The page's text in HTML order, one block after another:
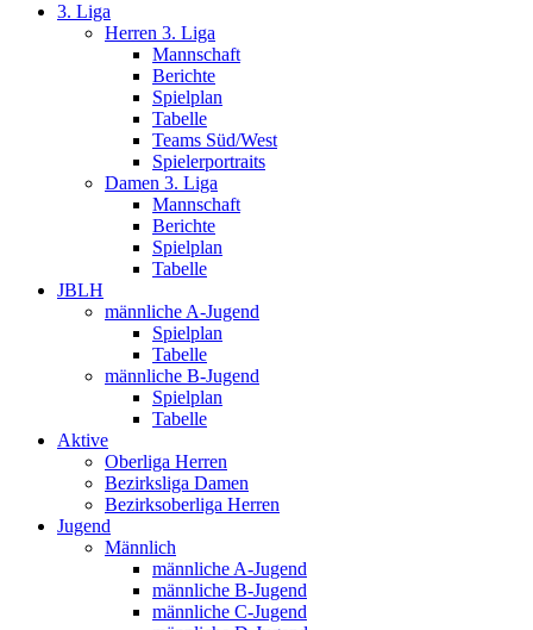
3. Liga
Herren 3. Liga
Mannschaft
Berichte
Spielplan
Tabelle
Teams Süd/West
Spielerportraits
Damen 3. Liga
Mannschaft
Berichte
Spielplan
Tabelle
JBLH
männliche A-Jugend
Spielplan
Tabelle
männliche B-Jugend
Spielplan
Tabelle
Aktive
Oberliga Herren
Bezirksliga Damen
Bezirksoberliga Herren
Jugend
Männlich
männliche A-Jugend
männliche B-Jugend
männliche C-Jugend